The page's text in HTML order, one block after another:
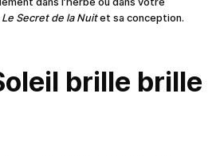
Le Secret de la Nuitet sa conception.
brille brille